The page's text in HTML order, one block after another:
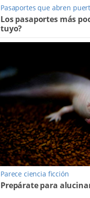
Pasaportes que abren
Los pasaportes más
tuyo?
Parece ciencia ficción
Prepárate para